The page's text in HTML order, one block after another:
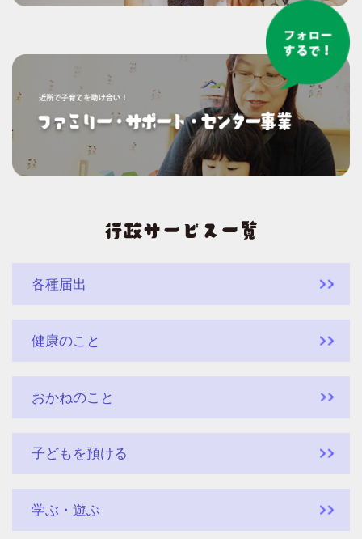
各種届出
健康のこと
おかねのこと
子どもを預ける
学ぶ・遊ぶ